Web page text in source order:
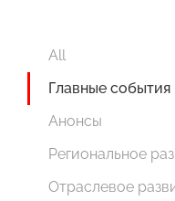
All
Главные события
Анонсы
Региональное
Отраслевое